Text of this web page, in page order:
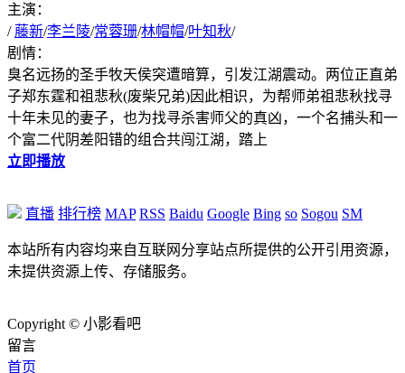
主演：
/ 藤新/李兰陵/常蓉珊/林帽帽/叶知秋/
剧情：
臭名远扬的圣手牧天侯突遭暗算，引发江湖震动。两位正直弟
子郑东霆和祖悲秋(废柴兄弟)因此相识，为帮师弟祖悲秋找寻
十年未见的妻子，也为找寻杀害师父的真凶，一个名捕头和一
个富二代阴差阳错的组合共闯江湖，踏上
立即播放
直播 排行榜 MAP RSS Baidu Google Bing so Sogou SM
本站所有内容均来自互联网分享站点所提供的公开引用资源，
未提供资源上传、存储服务。
Copyright © 小影看吧
留言
首页